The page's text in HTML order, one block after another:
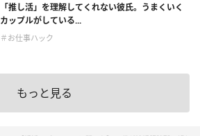
「推し活」を理解してくれない彼氏。うまくいく
カップルがしている...
＃お仕事ハック
もっと見る